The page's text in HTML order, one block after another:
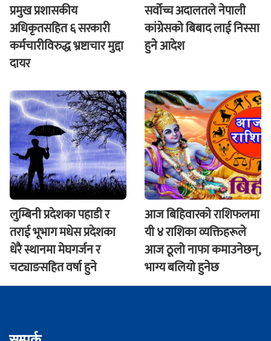
प्रमुख प्रशासकीय
अधिकृतसहित ६ सरकारी
कर्मचारीविरुद्ध भ्रष्टाचार मुद्दा
दायर
सर्वोच्च अदालतले नेपाली
कांग्रेसको बिबाद लाई निस्सा
हुने आदेश
लुम्बिनी प्रदेशका पहाडी र
तराई भूभाग मधेस प्रदेशका
धेरै स्थानमा मेघगर्जन र
चट्याङसहित वर्षा हुने
आज बिहिवारकाे राशिफलमा
यी ४ राशिका व्यक्तिहरूले
आज ठूलो नाफा कमाउनेछन्,
भाग्य बलियो हुनेछ